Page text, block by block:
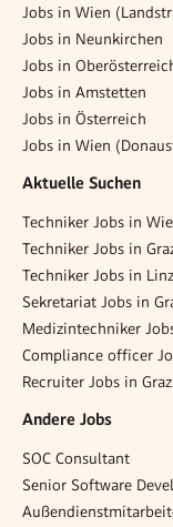
Jobs in Wien
Jobs in Neunkirchen
Jobs in
Jobs in Amstetten
Jobs in Österreich
Jobs in Wien
Aktuelle Suchen
Techniker Jobs in
Techniker Jobs in
Techniker Jobs in Linz
Sekretariat Jobs in
Medizintechniker
Compliance officer
Recruiter Jobs in Graz
Andere Jobs
SOC Consultant
Senior Software